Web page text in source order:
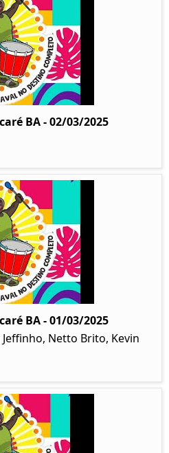
BA - 02/03/2025
BA - 01/03/2025
Netto Brito, Kevin